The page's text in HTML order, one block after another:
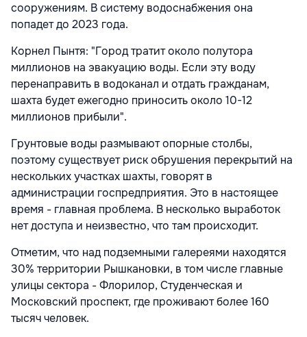
сооружениям. В систему водоснабжения она
попадет до 2023 года.
Корнел Пынтя: "Город тратит около полутора
миллионов на эвакуацию воды. Если эту воду
перенаправить в водоканал и отдать гражданам,
шахта будет ежегодно приносить около 10-12
миллионов прибыли".
Грунтовые воды размывают опорные столбы,
поэтому существует риск обрушения перекрытий на
нескольких участках шахты, говорят в
администрации госпредприятия. Это в настоящее
время - главная проблема. В несколько выработок
нет доступа и неизвестно, что там происходит.
Отметим, что над подземными галереями находятся
30% территории Рышкановки, в том числе главные
улицы сектора - Флорилор, Студенческая и
Московский проспект, где проживают более 160
тысяч человек.